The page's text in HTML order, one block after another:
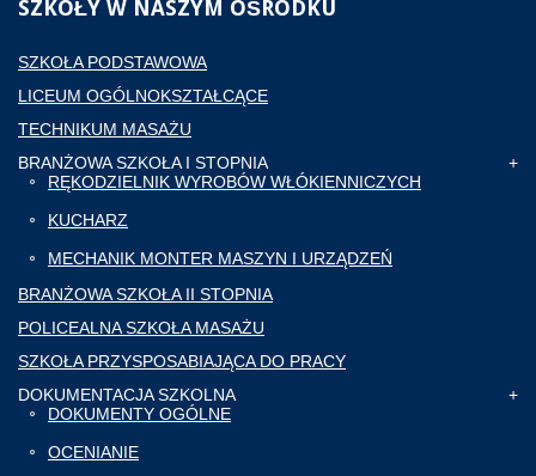
SZKOŁY W NASZYM OŚRODKU
SZKOŁA PODSTAWOWA
LICEUM OGÓLNOKSZTAŁCĄCE
TECHNIKUM MASAŻU
BRANŻOWA SZKOŁA I STOPNIA
RĘKODZIELNIK WYROBÓW WŁÓKIENNICZYCH
KUCHARZ
MECHANIK MONTER MASZYN I URZĄDZEŃ
BRANŻOWA SZKOŁA II STOPNIA
POLICEALNA SZKOŁA MASAŻU
SZKOŁA PRZYSPOSABIAJĄCA DO PRACY
DOKUMENTACJA SZKOLNA
DOKUMENTY OGÓLNE
OCENIANIE